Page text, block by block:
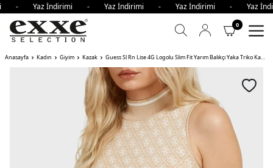
- Yaz İndirimi - Yaz İndirimi - Yaz İndirimi -
0
Anasayfa Kadın Giyim Kazak Guess Sl Rn Lise 4G Logolu Slim Fit Yarım Balıkçı Yaka Triko Kadın Kazak